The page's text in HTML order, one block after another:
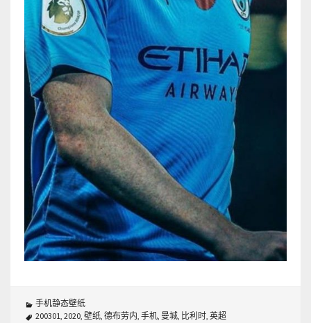
手机静态壁纸
200301, 2020, 壁纸, 德布劳内, 手机, 曼城, 比利时, 英超